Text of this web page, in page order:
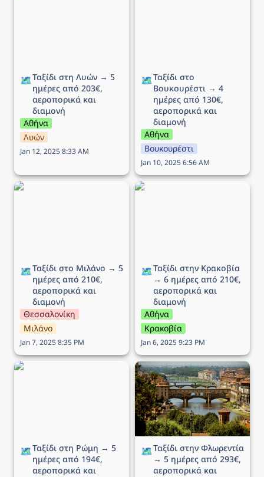
🗺️Ταξίδι στη Λυών → 5
ημέρες από 203€,
αεροπορικά και
διαμονή
Αθήνα
Λυών
Jan 12, 2025 8:33 AM
🗺️Ταξίδι στο
Βουκουρέστι → 4
ημέρες από 130€,
αεροπορικά και
διαμονή
Αθήνα
Βουκουρέστι
Jan 10, 2025 6:56 AM
Ταξίδι στο Μιλάνο → 5
🗺️Ταξίδι στο Μιλάνο → 5
ημέρες από 210€,
αεροπορικά και
διαμονή
Θεσσαλονίκη
Μιλάνο
Jan 7, 2025 8:35 PM
Ταξίδι στην Κρακοβία →
🗺️Ταξίδι στην Κρακοβία
→ 6 ημέρες από 210€,
αεροπορικά και
διαμονή
Αθήνα
Κρακοβία
Jan 6, 2025 9:23 PM
Ταξίδι στη Ρώμη → 5
🗺️Ταξίδι στη Ρώμη → 5
ημέρες από 194€,
αεροπορικά και
Ταξίδι στην Φλωρεντία →
5 ημέρες από 293€,
αεροπορικά και διαμονή
🗺️Ταξίδι στην Φλωρεντία
→ 5 ημέρες από 293€,
αεροπορικά και